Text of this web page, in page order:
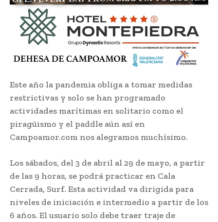
Este año la pandemia obliga a tomar medidas
restrictivas y solo se han programado
actividades marítimas en solitario como el
piragüismo y el paddle aún así en
Campoamor.com nos alegramos muchísimo.
Los sábados, del 3 de abril al 29 de mayo, a partir
de las 9 horas, se podrá practicar en Cala
Cerrada, Surf. Esta actividad va dirigida para
niveles de iniciación e intermedio a partir de los
6 años. El usuario solo debe traer traje de